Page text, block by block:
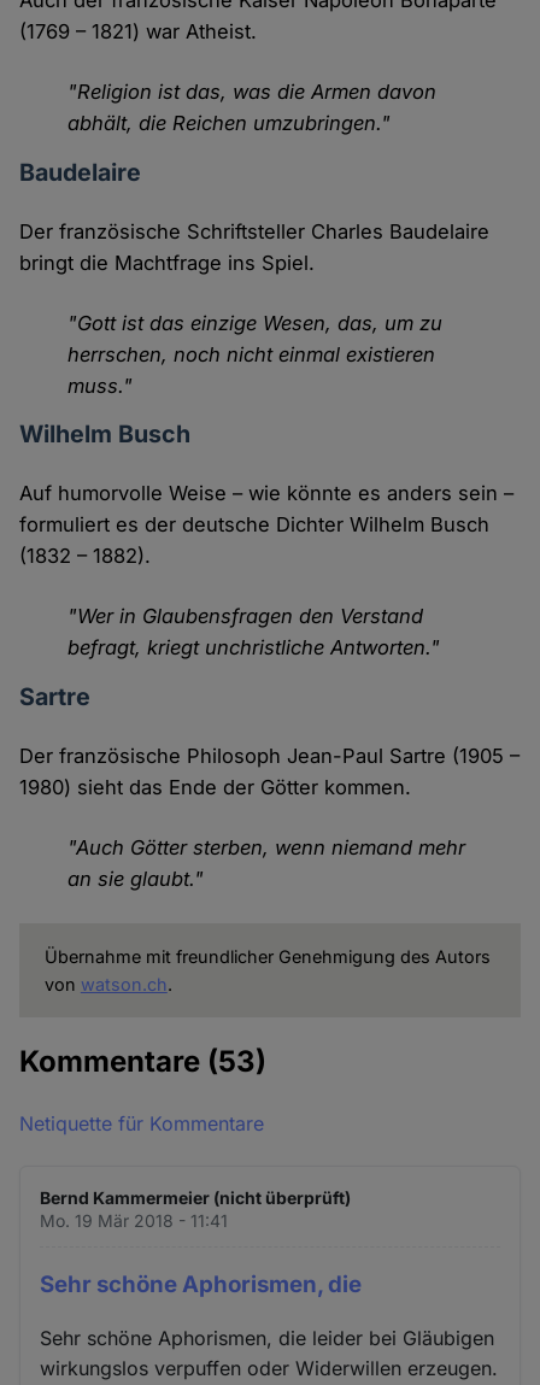
(1769 – 1821) war Atheist.
"Religion ist das, was die Armen davon
abhält, die Reichen umzubringen."
Baudelaire
Der französische Schriftsteller Charles Baudelaire
bringt die Machtfrage ins Spiel.
"Gott ist das einzige Wesen, das, um zu
herrschen, noch nicht einmal existieren
muss."
Wilhelm Busch
Auf humorvolle Weise – wie könnte es anders sein –
formuliert es der deutsche Dichter Wilhelm Busch
(1832 – 1882).
"Wer in Glaubensfragen den Verstand
befragt, kriegt unchristliche Antworten."
Sartre
Der französische Philosoph Jean-Paul Sartre (1905 –
1980) sieht das Ende der Götter kommen.
"Auch Götter sterben, wenn niemand mehr
an sie glaubt."
Übernahme mit freundlicher Genehmigung des Autors
von watson.ch.
Kommentare (53)
Netiquette für Kommentare
Bernd Kammermeier (nicht überprüft)
Mo. 19 Mär 2018 - 11:41
Sehr schöne Aphorismen, die
Sehr schöne Aphorismen, die leider bei Gläubigen
wirkungslos verpuffen oder Widerwillen erzeugen.